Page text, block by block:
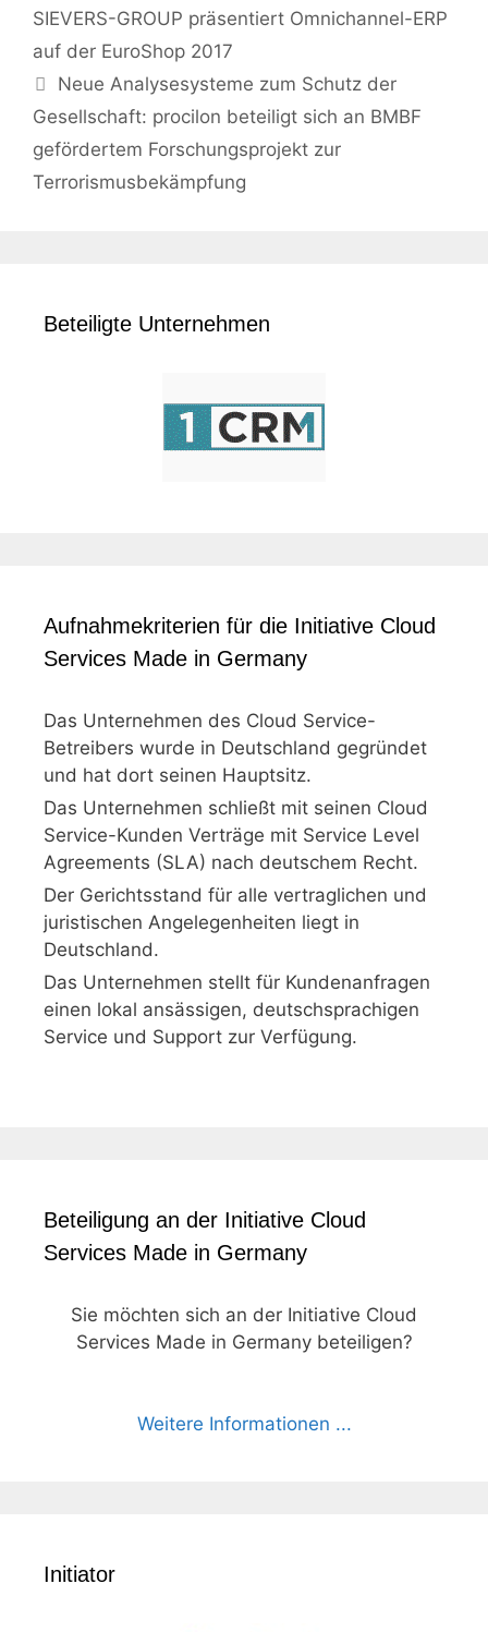
SIEVERS-GROUP präsentiert Omnichannel-ERP
auf der EuroShop 2017
Neue Analysesysteme zum Schutz der
Gesellschaft: procilon beteiligt sich an BMBF
gefördertem Forschungsprojekt zur
Terrorismusbekämpfung
Beteiligte Unternehmen
Aufnahmekriterien für die Initiative Cloud
Services Made in Germany
Das Unternehmen des Cloud Service-
Betreibers wurde in Deutschland gegründet
und hat dort seinen Hauptsitz.
Das Unternehmen schließt mit seinen Cloud
Service-Kunden Verträge mit Service Level
Agreements (SLA) nach deutschem Recht.
Der Gerichtsstand für alle vertraglichen und
juristischen Angelegenheiten liegt in
Deutschland.
Das Unternehmen stellt für Kundenanfragen
einen lokal ansässigen, deutschsprachigen
Service und Support zur Verfügung.
Beteiligung an der Initiative Cloud
Services Made in Germany
Sie möchten sich an der Initiative Cloud
Services Made in Germany beteiligen?
Weitere Informationen ...
Initiator